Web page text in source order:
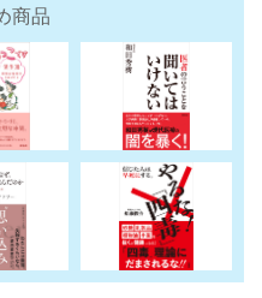
商品